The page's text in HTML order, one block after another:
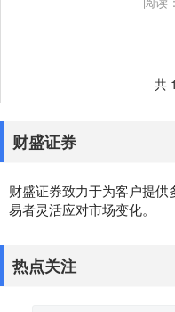
共
财盛证券
财盛证券致力于为客户提
易者灵活应对市场变化。
热点关注